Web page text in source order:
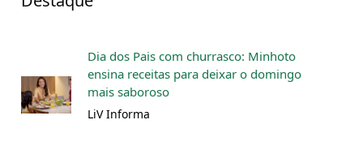
Dia dos Pais com churrasco: Minhoto
ensina receitas para deixar o domingo
mais saboroso
LiV Informa